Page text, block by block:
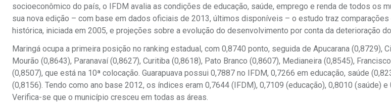
socioeconômico do país, o IFDM avalia as condições de educação, saúde, emprego e renda de todos os
sua nova edição – com base em dados oficiais de 2013, últimos disponíveis – o estudo traz
histórica, iniciada em 2005, e projeções sobre a evolução do desenvolvimento por conta da deterioração
Maringá ocupa a primeira posição no ranking estadual, com 0,8740 ponto, seguida de Apucarana (0,8729),
Mourão (0,8643), Paranavaí (0,8627), Curitiba (0,8618), Pato Branco (0,8607), Medianeira (0,8545),
(0,8507), que está na 10ª colocação. Guarapuava possui 0,7887 no IFDM, 0,7266 em educação, saúde
(0,8156). Tendo como ano base 2012, os índices eram 0,7644 (IFDM), 0,7109 (educação), 0,8010 (saúde)
Verifica-se que o município cresceu em todas as áreas.